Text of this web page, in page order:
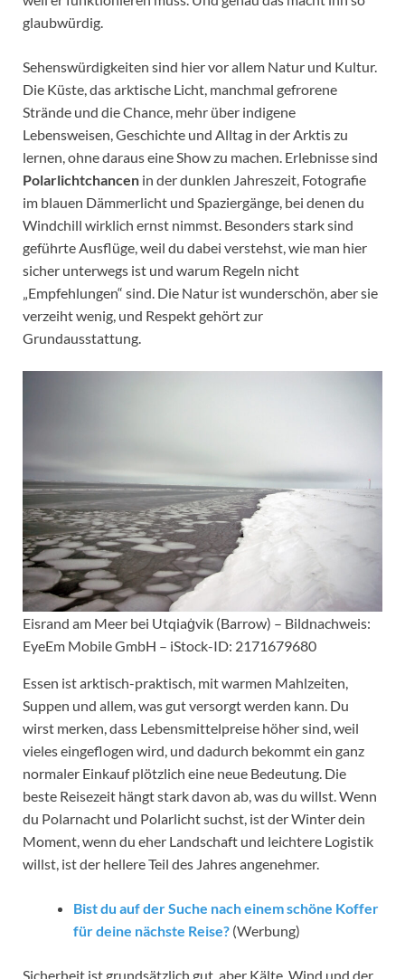
glaubwürdig.
Sehenswürdigkeiten sind hier vor allem Natur und Kultur.
Die Küste, das arktische Licht, manchmal gefrorene
Strände und die Chance, mehr über indigene
Lebensweisen, Geschichte und Alltag in der Arktis zu
lernen, ohne daraus eine Show zu machen. Erlebnisse sind
Polarlichtchancen in der dunklen Jahreszeit, Fotografie
im blauen Dämmerlicht und Spaziergänge, bei denen du
Windchill wirklich ernst nimmst. Besonders stark sind
geführte Ausflüge, weil du dabei verstehst, wie man hier
sicher unterwegs ist und warum Regeln nicht
„Empfehlungen“ sind. Die Natur ist wunderschön, aber sie
verzeiht wenig, und Respekt gehört zur
Grundausstattung.
Eisrand am Meer bei Utqiaġvik (Barrow) – Bildnachweis:
EyeEm Mobile GmbH – iStock-ID: 2171679680
Essen ist arktisch-praktisch, mit warmen Mahlzeiten,
Suppen und allem, was gut versorgt werden kann. Du
wirst merken, dass Lebensmittelpreise höher sind, weil
vieles eingeflogen wird, und dadurch bekommt ein ganz
normaler Einkauf plötzlich eine neue Bedeutung. Die
beste Reisezeit hängt stark davon ab, was du willst. Wenn
du Polarnacht und Polarlicht suchst, ist der Winter dein
Moment, wenn du eher Landschaft und leichtere Logistik
willst, ist der hellere Teil des Jahres angenehmer.
Bist du auf der Suche nach einem schöne Koffer
für deine nächste Reise? (Werbung)
Sicherheit ist grundsätzlich gut, aber Kälte, Wind und der